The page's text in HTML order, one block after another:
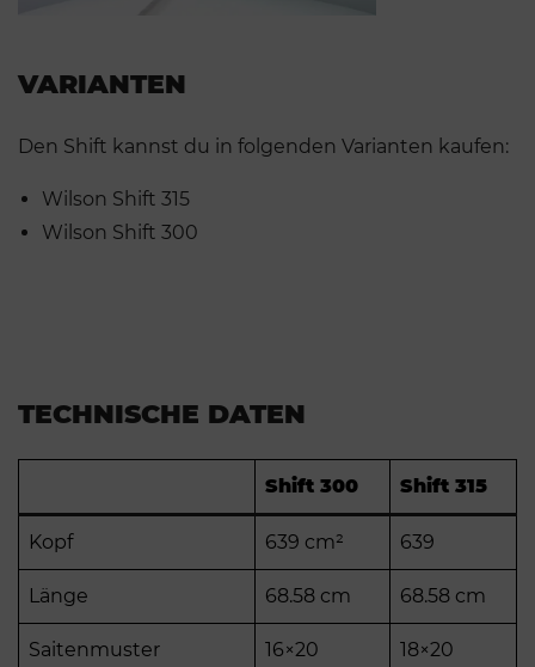
VARIANTEN
Den Shift kannst du in folgenden Varianten kaufen:
Wilson Shift 315
Wilson Shift 300
TECHNISCHE DATEN
Shift 300 Shift 315
Kopf 639 cm² 639
Länge 68.58 cm 68.58 cm
Saitenmuster 16×20 18×20